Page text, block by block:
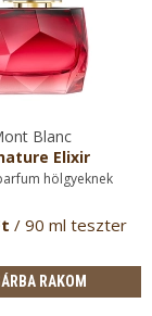
Blanc
Elixir
hölgyeknek
/ 90 ml teszter
RAKOM